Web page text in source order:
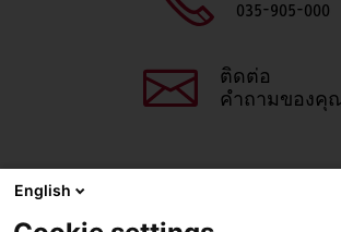
035-905-000
ติดต่อ
คำถามของคุ
English